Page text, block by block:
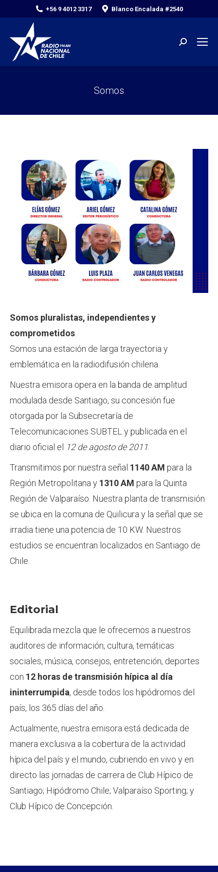
+56 9 4012 3317 Blanco Encalada #2540
Search:
Somos
Somos pluralistas, independientes y
comprometidos
Somos una estación de larga trayectoria y
emblemática en la radiodifusión chilena.
Nuestra emisora opera en la banda de amplitud
modulada desde Santiago, su concesión fue
otorgada por la Subsecretaría de
Telecomunicaciones SUBTEL y publicada en el
diario oficial el
12 de agosto de 2011
Transmitimos por nuestra señal 1140 AM para la
Región Metropolitana y 1310 AM para la Quinta
Región de Valparaíso. Nuestra planta de transmisión
se ubica en la comuna de Quilicura y la señal que se
irradia tiene una potencia de 10 KW. Nuestros
estudios se encuentran localizados en Santiago de
Chile.
Editorial
Equilibrada mezcla que le ofrecemos a nuestros
auditores de información, cultura, temáticas
sociales, música, consejos, entretención, deportes
con 12 horas de transmisión hípica al día
ininterrumpida, desde todos los hipódromos del
país, los 365 días del año.
Actualmente, nuestra emisora está dedicada de
manera exclusiva a la cobertura de la actividad
hípica del país y el mundo, cubriendo en vivo y en
directo las jornadas de carrera de Club Hípico de
Santiago; Hipódromo Chile; Valparaíso Sporting; y
Club Hípico de Concepción.